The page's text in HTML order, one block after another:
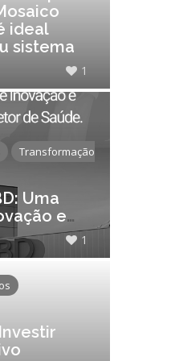
ideal
sistema
1
Transformação
Uma
e
de
1